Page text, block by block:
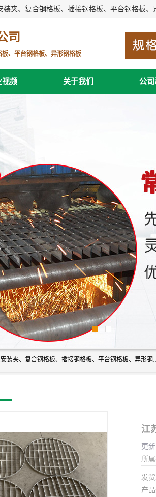
夹、复合钢格板、插接钢格板、平台钢格板、
司
、平台钢格板、异形钢格板
视频 关于我们 公司
常州市格美瑞钢格板有限公司专业生产
江
更
所属
发
产